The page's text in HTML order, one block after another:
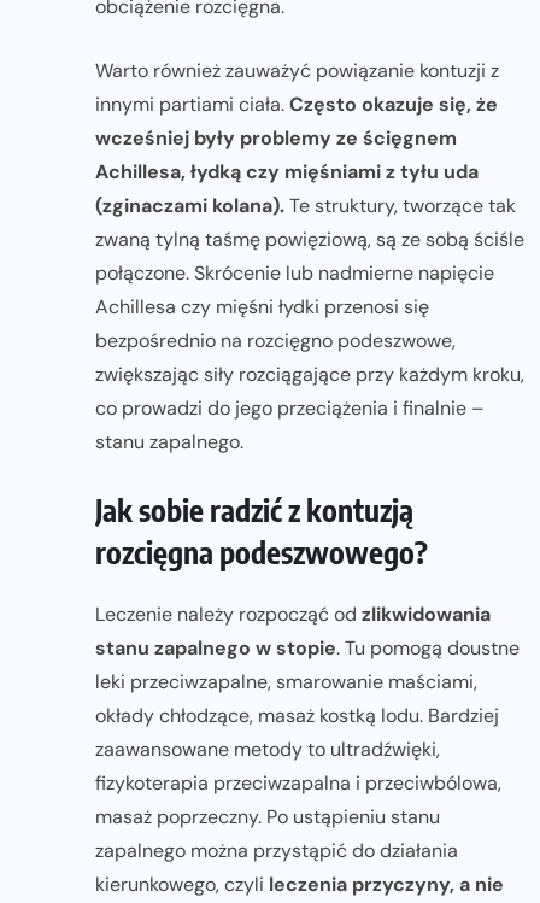
obciążenie rozcięgna.
Warto również zauważyć powiązanie kontuzji z
innymi partiami ciała.Często okazuje się, że
wcześniej były problemy ze ścięgnem
Achillesa, łydką czy mięśniami z tyłu uda
(zginaczami kolana).Te struktury, tworzące tak
zwaną tylną taśmę powięziową, są ze sobą ściśle
połączone. Skrócenie lub nadmierne napięcie
Achillesa czy mięśni łydki przenosi się
bezpośrednio na rozcięgno podeszwowe,
zwiększając siły rozciągające przy każdym kroku,
co prowadzi do jego przeciążenia i finalnie –
stanu zapalnego.
Jak sobie radzić z kontuzją
rozcięgna podeszwowego?
Leczenie należy rozpocząć od zlikwidowania
stanu zapalnego w stopie. Tu pomogą doustne
leki przeciwzapalne, smarowanie maściami,
okłady chłodzące, masaż kostką lodu. Bardziej
zaawansowane metody to ultradźwięki,
fizykoterapia przeciwzapalna i przeciwbólowa,
masaż poprzeczny. Po ustąpieniu stanu
zapalnego można przystąpić do działania
kierunkowego, czyli leczenia przyczyny, a nie